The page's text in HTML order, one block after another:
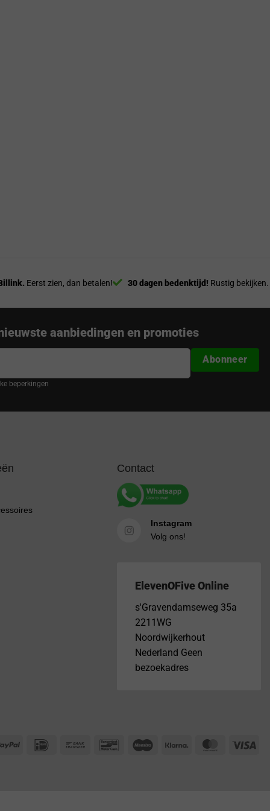
Eerst zien, dan betalen! 30 dagen bedenktijd! Rustig bekijken.
aanbiedingen en promoties
beperkingen
Abonneer
Contact
Instagram
Volg ons!
ElevenOFive Online
s'Gravendamseweg 35a
2211WG
Noordwijkerhout
Nederland Geen
bezoekadres
PayPal IDeal
Bank
BancontactMaestro Klarna